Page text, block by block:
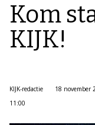
Kom
KIJK!
KIJK-redactie
18 november
11:00